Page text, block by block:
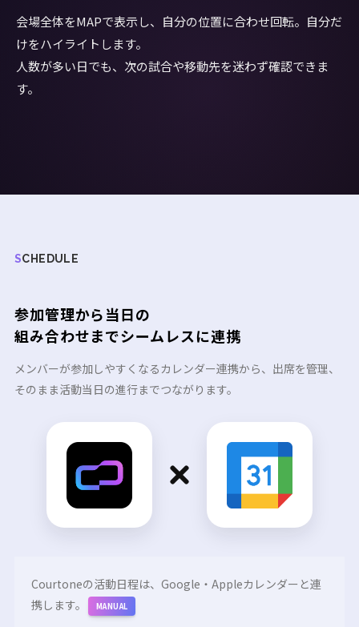
会場全体をMAPで表示し、自分の位置に合わせ回転。自分だ
けをハイライトします。
人数が多い日でも、次の試合や移動先を迷わず確認できま
す。
SCHEDULE
参加管理から当日の
組み合わせまでシームレスに連携
メンバーが参加しやすくなるカレンダー連携から、出席を管理、
そのまま活動当日の進行までつながります。
Courtoneの活動日程は、Google・Appleカレンダーと連
携します。
MANUAL